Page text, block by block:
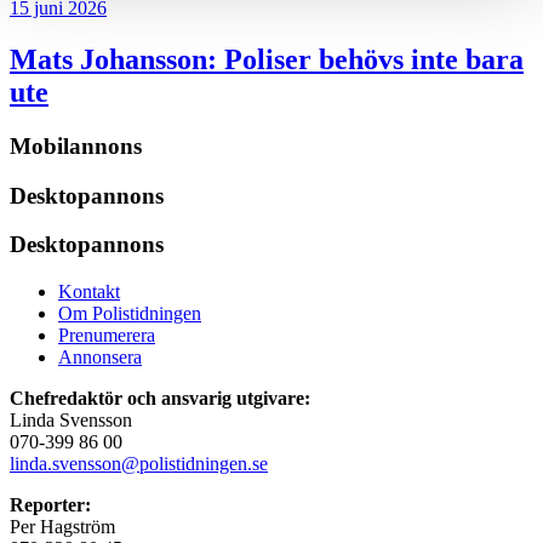
15 juni 2026
Mats Johansson: Poliser behövs inte bara
ute
Mobilannons
Desktopannons
Desktopannons
Kontakt
Om Polistidningen
Prenumerera
Annonsera
Chefredaktör och ansvarig utgivare:
Linda Svensson
070-399 86 00
linda.svensson@polistidningen.se
Reporter:
Per Hagström